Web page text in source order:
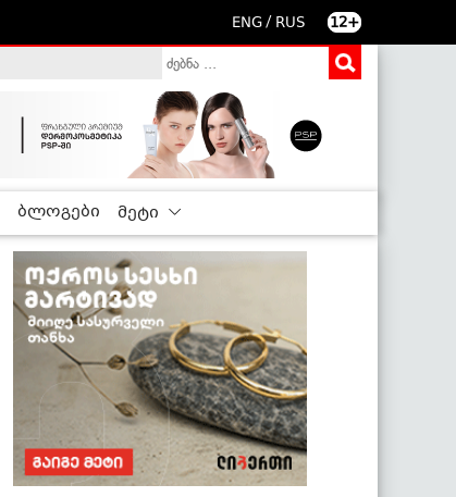
ENG / RUS 12+
ბლოგები მეტი